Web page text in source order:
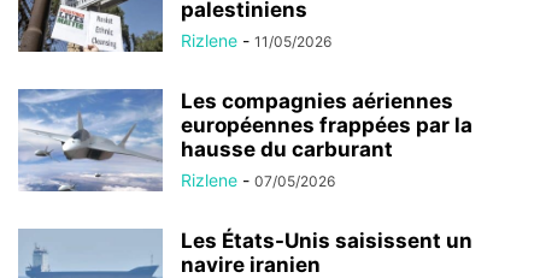
palestiniens
Rizlene - 11/05/2026
Les compagnies aériennes
européennes frappées par la
hausse du carburant
Rizlene - 07/05/2026
Les États-Unis saisissent un
navire iranien